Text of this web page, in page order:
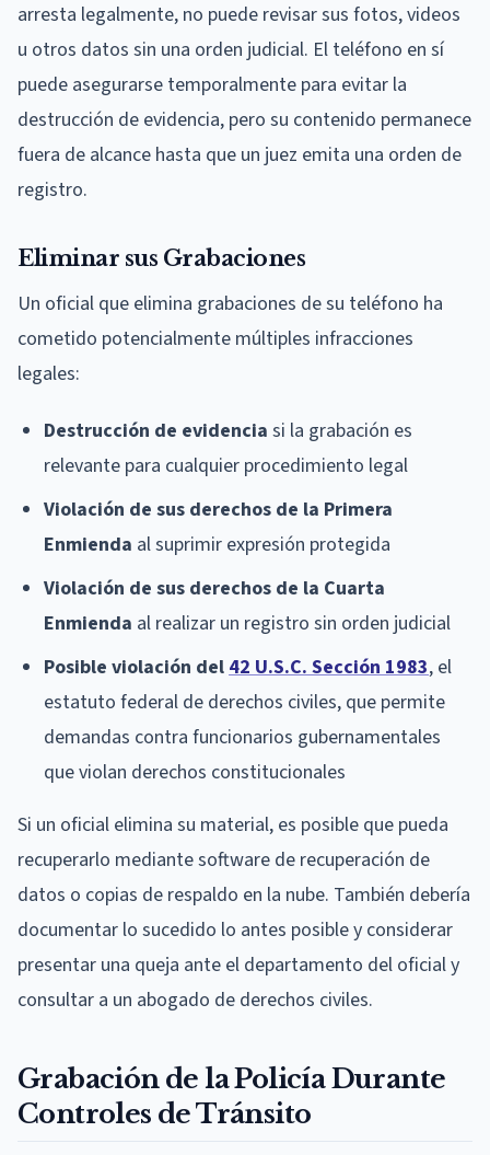
arresta legalmente, no puede revisar sus fotos, videos
u otros datos sin una orden judicial. El teléfono en sí
puede asegurarse temporalmente para evitar la
destrucción de evidencia, pero su contenido permanece
fuera de alcance hasta que un juez emita una orden de
registro.
Eliminar sus Grabaciones
Un oficial que elimina grabaciones de su teléfono ha
cometido potencialmente múltiples infracciones
legales:
Destrucción de evidencia si la grabación es
relevante para cualquier procedimiento legal
Violación de sus derechos de la Primera
Enmienda al suprimir expresión protegida
Violación de sus derechos de la Cuarta
Enmienda al realizar un registro sin orden judicial
Posible violación del42 U.S.C. Sección 1983, el
estatuto federal de derechos civiles, que permite
demandas contra funcionarios gubernamentales
que violan derechos constitucionales
Si un oficial elimina su material, es posible que pueda
recuperarlo mediante software de recuperación de
datos o copias de respaldo en la nube. También debería
documentar lo sucedido lo antes posible y considerar
presentar una queja ante el departamento del oficial y
consultar a un abogado de derechos civiles.
Grabación de la Policía Durante
Controles de Tránsito